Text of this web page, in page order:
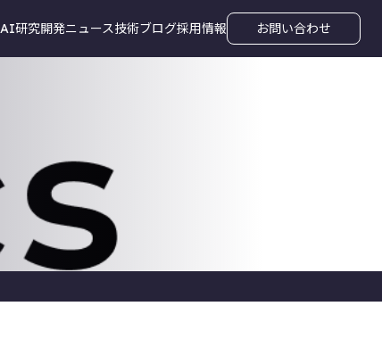
AI研究開発ニュース技術ブログ採用情報 お問い合わせ